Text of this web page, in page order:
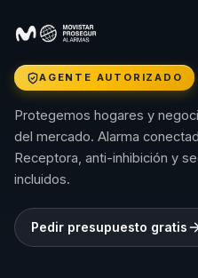
AGENTE AUTORIZADO
Protegemos hogares y
del mercado. Alarma
Receptora, anti-inhibición y
incluidos.
Pedir presupuesto gratis